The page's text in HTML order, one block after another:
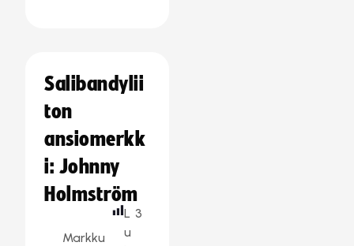
Salibandylii
ton
ansiomerkk
i: Johnny
Holmström
Markku
L
u
3